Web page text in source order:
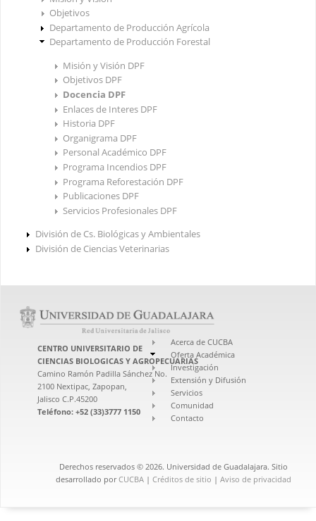
Objetivos
Departamento de Producción Agrícola
Departamento de Producción Forestal
Misión y Visión DPF
Objetivos DPF
Docencia DPF
Enlaces de Interes DPF
Historia DPF
Organigrama DPF
Personal Académico DPF
Programa Incendios DPF
Programa Reforestación DPF
Publicaciones DPF
Servicios Profesionales DPF
División de Cs. Biológicas y Ambientales
División de Ciencias Veterinarias
CENTRO UNIVERSITARIO DE
CIENCIAS BIOLOGICAS Y AGROPECUARIAS
Camino Ramón Padilla Sánchez No.
2100 Nextipac, Zapopan,
Jalisco C.P.45200
Teléfono: +52 (33)3777 1150
Acerca de CUCBA
Oferta Académica
Investigación
Extensión y Difusión
Servicios
Comunidad
Contacto
Derechos reservados © 2026. Universidad de Guadalajara. Sitio
desarrollado porCUCBA | Créditos de sitio | Aviso de privacidad